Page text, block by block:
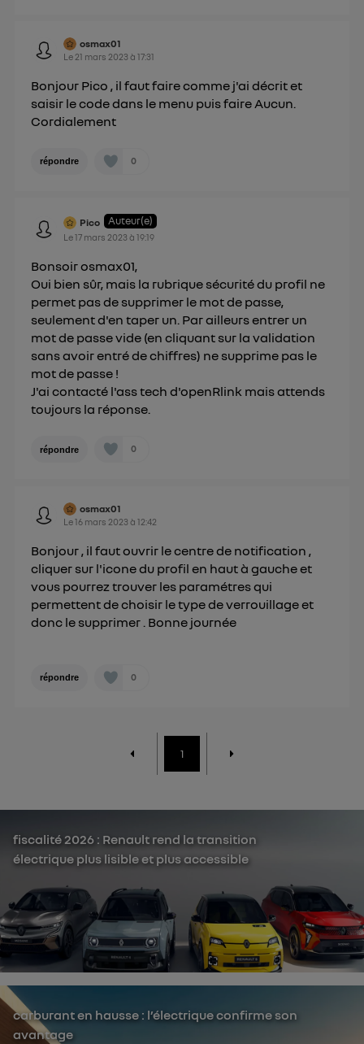
osmax01
Le 21 mars 2023 à17:31
Bonjour Pico , il faut faire comme j'ai décrit et
saisir le code dans le menu puis faire Aucun.
Cordialement
répondre 0
Pico Auteur(e)
Le17 mars 2023 à19:19
Bonsoir osmax01,
Oui bien sûr, mais la rubrique sécurité du profil ne
permet pas de supprimer le mot de passe,
seulement d'en taper un. Par ailleurs entrer un
mot de passe vide (en cliquant sur la validation
sans avoir entré de chiffres) ne supprime pas le
mot de passe !
J'ai contacté l'ass tech d'openRlink mais attends
toujours la réponse.
répondre 0
osmax01
Le16 mars 2023 à12:42
Bonjour , il faut ouvrir le centre de notification ,
cliquer sur l'icone du profil en haut à gauche et
vous pourrez trouver les paramétres qui
permettent de choisir le type de verrouillage et
donc le supprimer . Bonne journée
répondre 0
1
fiscalité 2026 : Renault rend la transition
électrique plus lisible et plus accessible
carburant en hausse : l’électrique confirme son
avantage